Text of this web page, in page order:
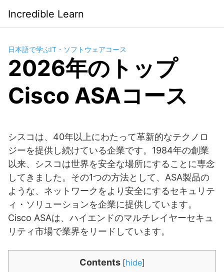
contenido
Incredible Learn
日本語で学ぶIT・ソフトウェアコース
2026年のトップ
Cisco ASAコース
シスコは、40年以上にわたって革新的なテクノロ
ジーを提供し続けている企業です。1984年の創業
以来、シスコは世界を安全な場所にすることに専念
してきました。その1つの方法として、ASA製品の
ような、ネットワークをより安全にするセキュリテ
ィ・ソリューションを企業に提供しています。
Cisco ASAは、ハイエンドのマルチレイヤーセキュ
リティ市場で業界をリードしています。
Contents [hide]